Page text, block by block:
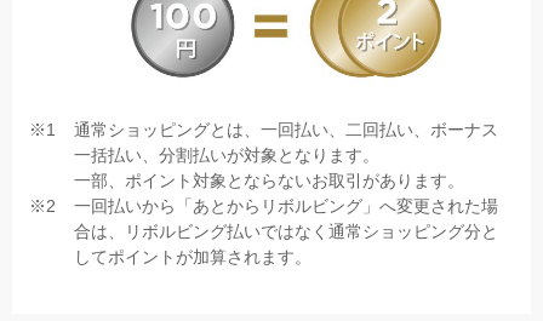
通常ショッピングとは、一回払い、二回払い、ボーナス
一括払い、分割払いが対象となります。
一部、ポイント対象とならないお取引があります。
一回払いから「あとからリボルビング」へ変更された場
合は、リボルビング払いではなく通常ショッピング分と
してポイントが加算されます。